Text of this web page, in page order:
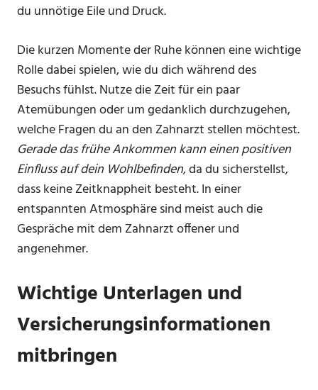
du unnötige Eile und Druck.
Die kurzen Momente der Ruhe können eine wichtige
Rolle dabei spielen, wie du dich während des
Besuchs fühlst. Nutze die Zeit für ein paar
Atemübungen oder um gedanklich durchzugehen,
welche Fragen du an den Zahnarzt stellen möchtest.
Gerade das frühe Ankommen kann einen positiven
Einfluss auf dein Wohlbefinden, da du sicherstellst,
dass keine Zeitknappheit besteht. In einer
entspannten Atmosphäre sind meist auch die
Gespräche mit dem Zahnarzt offener und
angenehmer.
Wichtige Unterlagen und
Versicherungsinformationen
mitbringen